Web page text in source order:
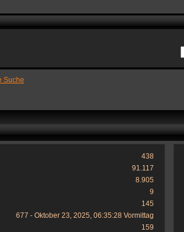
Suche
438
91.117
8.905
9
145
677 - Oktober 23, 2025, 06:35:28 Vormittag
159